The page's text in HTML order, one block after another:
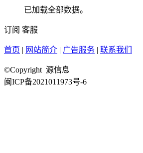
已加载全部数据。
订阅 客服
首页 | 网站简介 | 广告服务 | 联系我们
©Copyright 源信息
闽ICP备2021011973号-6